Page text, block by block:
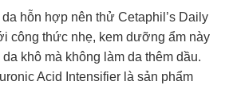
hỗn hợp nên thử Cetaphil’s Daily
công thức nhẹ, kem dưỡng ẩm này
khô mà không làm da thêm dầu.
Acid Intensifier là sản phẩm